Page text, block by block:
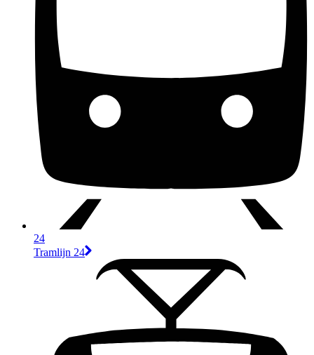
24
Tramlijn 24